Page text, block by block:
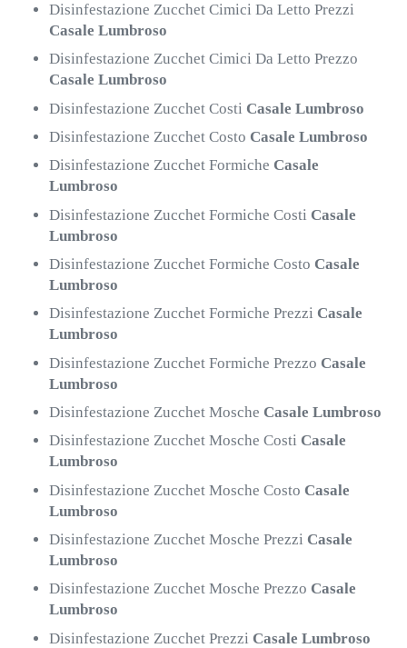
Disinfestazione Zucchet Cimici Da Letto Prezzi
Casale Lumbroso
Disinfestazione Zucchet Cimici Da Letto Prezzo
Casale Lumbroso
Disinfestazione Zucchet Costi Casale Lumbroso
Disinfestazione Zucchet Costo Casale Lumbroso
Disinfestazione Zucchet Formiche Casale
Lumbroso
Disinfestazione Zucchet Formiche Costi Casale
Lumbroso
Disinfestazione Zucchet Formiche Costo Casale
Lumbroso
Disinfestazione Zucchet Formiche Prezzi Casale
Lumbroso
Disinfestazione Zucchet Formiche Prezzo Casale
Lumbroso
Disinfestazione Zucchet Mosche Casale Lumbroso
Disinfestazione Zucchet Mosche Costi Casale
Lumbroso
Disinfestazione Zucchet Mosche Costo Casale
Lumbroso
Disinfestazione Zucchet Mosche Prezzi Casale
Lumbroso
Disinfestazione Zucchet Mosche Prezzo Casale
Lumbroso
Disinfestazione Zucchet Prezzi Casale Lumbroso